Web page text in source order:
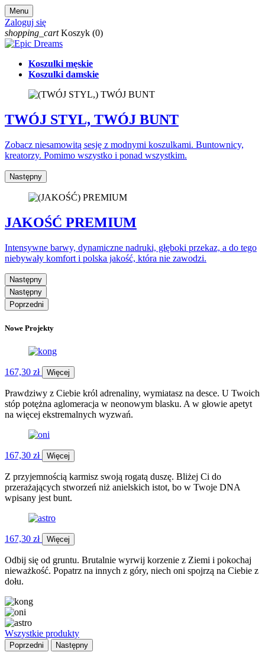
Menu
Zaloguj się
shopping_cart Koszyk (0)
Koszulki męskie
Koszulki damskie
TWÓJ STYL, TWÓJ BUNT
Zobacz niesamowitą sesję z modnymi koszulkami. Buntownicy,
kreatorzy. Pomimo wszystko i ponad wszystkim.
Następny
JAKOŚĆ PREMIUM
Intensywne barwy, dynamiczne nadruki, głęboki przekaz, a do tego
niebywały komfort i polska jakość, która nie zawodzi.
Następny
Następny
Poprzedni
Nowe Projekty
167,30 zł Więcej
Prawdziwy z Ciebie król adrenaliny, wymiatasz na desce. U Twoich
stóp potężna aglomeracja w neonowym blasku. A w głowie apetyt
na więcej ekstremalnych wyzwań.
167,30 zł Więcej
Z przyjemnością karmisz swoją rogatą duszę. Bliżej Ci do
przerażających stworzeń niż anielskich istot, bo w Twoje DNA
wpisany jest bunt.
167,30 zł Więcej
Odbij się od gruntu. Brutalnie wyrwij korzenie z Ziemi i pokochaj
nieważkość. Popatrz na innych z góry, niech oni spojrzą na Ciebie z
dołu.
Wszystkie produkty
Poprzedni Następny